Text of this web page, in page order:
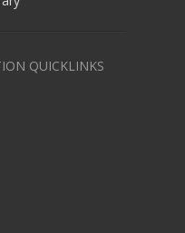
QUICKLINKS